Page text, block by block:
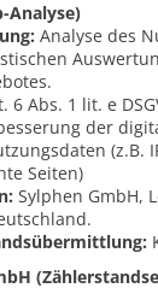
Analyse)
Analyse des
6 Abs. 1 lit. e
der
(z.B.
Seiten)
Sylphen GmbH,